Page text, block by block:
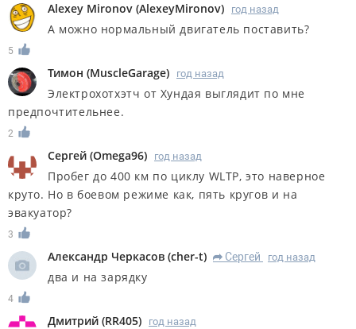
Alexey Mironov (AlexeyMironov) год назад
А можно нормальный двигатель поставить?
5
Тимон (MuscleGarage) год назад
Электрохотхэтч от Хундая выглядит по мне
предпочтительнее.
2
Сергей (Omega96) год назад
Пробег до 400 км по циклу WLTP, это наверное
круто. Но в боевом режиме как, пять кругов и на
эвакуатор?
3
Александр Черкасов (cher-t) R Сергей год назад
два и на зарядку
4
Дмитрий (RR405) год назад